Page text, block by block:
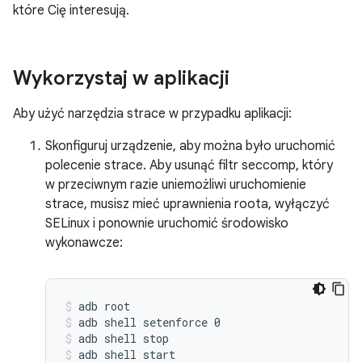
które Cię interesują.
Wykorzystaj w aplikacji
Aby użyć narzędzia strace w przypadku aplikacji:
Skonfiguruj urządzenie, aby można było uruchomić
polecenie strace. Aby usunąć filtr seccomp, który
w przeciwnym razie uniemożliwi uruchomienie
strace, musisz mieć uprawnienia roota, wyłączyć
SELinux i ponownie uruchomić środowisko
wykonawcze:
adb root
adb shell setenforce 0
adb shell stop
adb shell start